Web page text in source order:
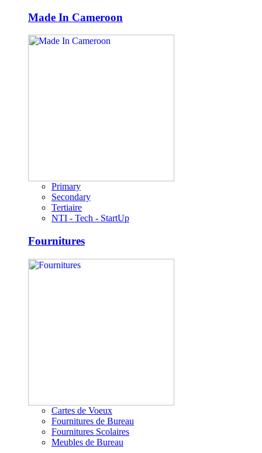
Made In Cameroon
Primary
Secondary
Tertiaire
NTI - Tech - StartUp
Fournitures
Cartes de Voeux
Fournitures de Bureau
Fournitures Scolaires
Meubles de Bureau